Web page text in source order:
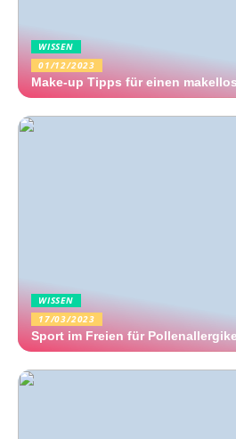
WISSEN
01/12/2023
Make-up Tipps für einen
WISSEN
17/03/2023
Sport im Freien für